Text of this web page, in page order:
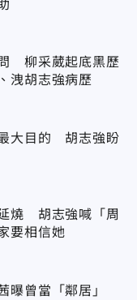
柳采葳起底黑歷
洩胡志強病歷
大目的 胡志強盼
燒 胡志強喊「周
要相信她
曝曾當「鄰居」